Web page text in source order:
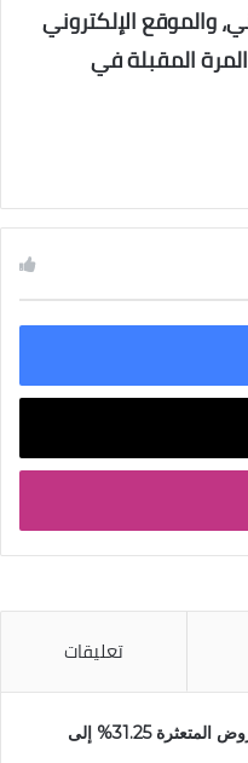
والموقع الإلكتروني
المقبلة في
تعليقات
برقان: تراجع القروض المتعثرة 31.25% إلى